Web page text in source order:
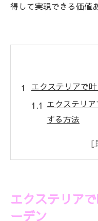
得して実現できる価値
エクステリアで
エクステリ
する方法
浜松市で選
おしゃれと
エクステリア
ーデン